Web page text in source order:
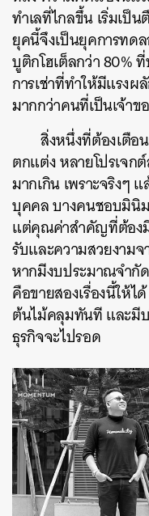
ทำเลที่ไกลขึ้น เริ่มเป็
ยุคนี้จึงเป็นยุคการทด
บูติกโฮเต็ลกว่า 80%
การเช่าที่ทำให้มีแรงผ
มากกว่าคนที่เป็นเจ้าข
สิ่งหนึ่งที่ต้องเตือ
ตกแต่ง หลายโปรเจก
มากเกิน เพราะจริงๆ
บุคคล บางคนชอบมินิ
แต่คุณค่าสำคัญที่ต้อง
รับและความสวยงาม
หากมีงบประมาณจำกั
คือขายสองเรื่องนี้ให้
ต้นไม้คลุมทันที และมี
ธุรกิจจะไปรอด
ค้นหา
SHARE